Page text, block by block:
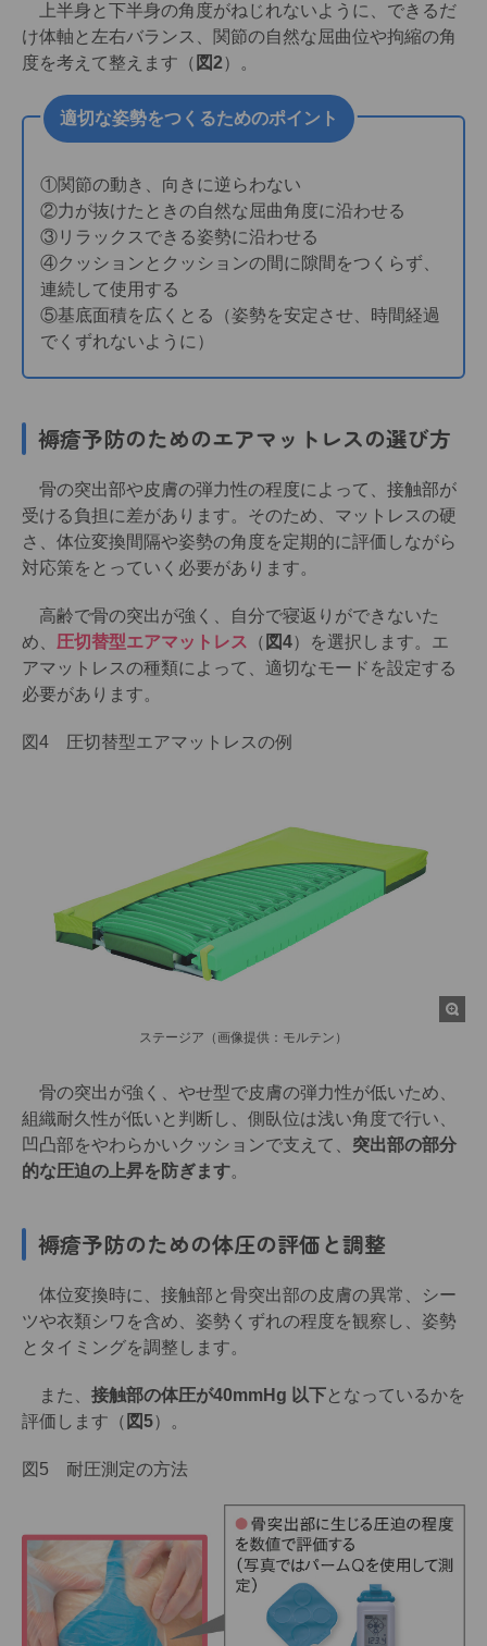
上半身と下半身の角度がねじれないように、できるだ
け体軸と左右バランス、関節の自然な屈曲位や拘縮の角
度を考えて整えます（ 図2）。
適切な姿勢をつくるためのポイント
①関節の動き、向きに逆らわない
②力が抜けたときの自然な屈曲角度に沿わせる
③リラックスできる姿勢に沿わせる
④クッションとクッションの間に隙間をつくらず、
連続して使用する
⑤基底面積を広くとる（姿勢を安定させ、時間経過
でくずれないように）
褥瘡予防のためのエアマットレスの選び方
骨の突出部や皮膚の弾力性の程度によって、接触部が
受ける負担に差があります。そのため、マットレスの硬
さ、体位変換間隔や姿勢の角度を定期的に評価しながら
対応策をとっていく必要があります。
高齢で骨の突出が強く、自分で寝返りができないた
め、 圧切替型エアマットレス （ 図4）を選択します。エ
アマットレスの種類によって、適切なモードを設定する
必要があります。
図4 圧切替型エアマットレスの例
ステージア（画像提供：モルテン）
骨の突出が強く、やせ型で皮膚の弾力性が低いため、
組織耐久性が低いと判断し、側臥位は浅い角度で行い、
凹凸部をやわらかいクッションで支えて、 突出部の部分
的な圧迫の上昇を防ぎます。
褥瘡予防のための体圧の評価と調整
体位変換時に、接触部と骨突出部の皮膚の異常、シー
ツや衣類シワを含め、姿勢くずれの程度を観察し、姿勢
とタイミングを調整します。
また、 接触部の体圧が40mmHg 以下となっているかを
評価します（ 図5）。
図5 耐圧測定の方法